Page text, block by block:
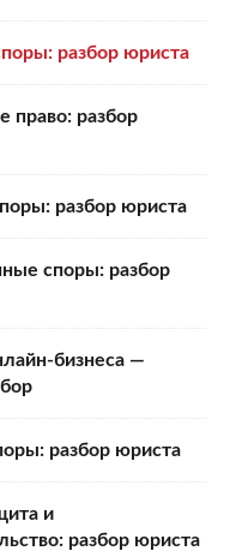
разбор юриста
право: разбор
разбор юриста
споры: разбор
бизнеса —
разбор юриста
и
разбор юриста